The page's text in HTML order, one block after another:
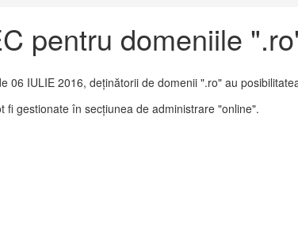
pentru domeniile
06 IULIE 2016, deținătorii de domenii ".ro" au
fi gestionate în secțiunea de administrare "online".